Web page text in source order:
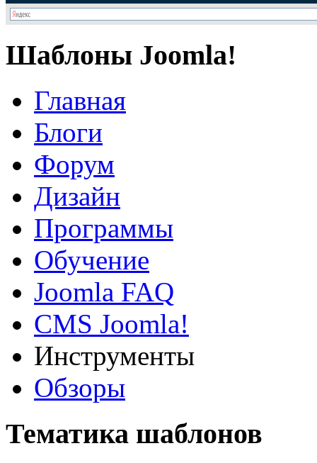
Шаблоны Joomla!
Главная
Блоги
Форум
Дизайн
Программы
Обучение
Joomla FAQ
CMS Joomla!
Инструменты
Обзоры
Тематика шаблонов